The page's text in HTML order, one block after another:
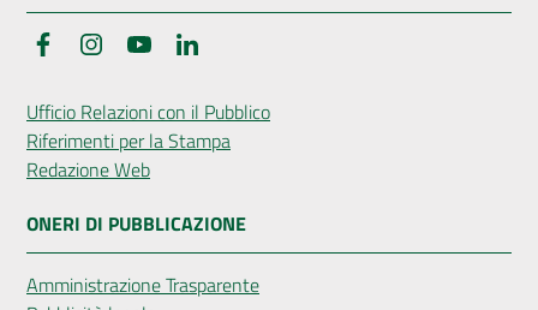
FacebookInstagramYouTube
Ufficio Relazioni con il Pubblico
Riferimenti per la Stampa
Redazione Web
ONERI DI PUBBLICAZIONE
Amministrazione Trasparente